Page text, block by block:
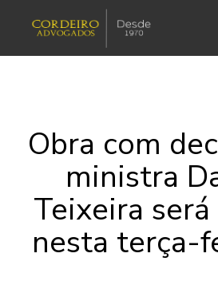
Obra com
ministra
Teixeira
nesta terça-